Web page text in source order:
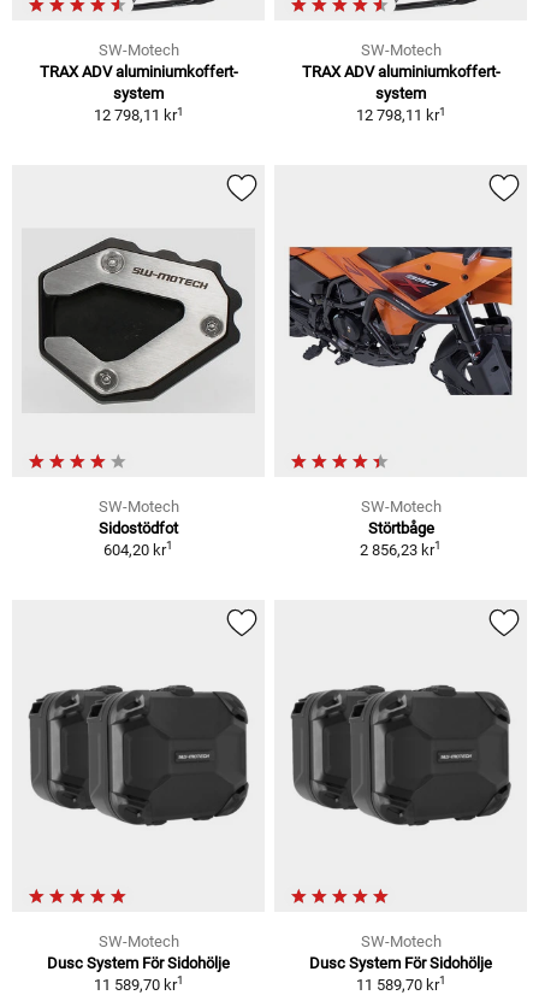
SW-Motech
TRAX ADV aluminiumkoffert-
system
12 798,11 kr1
SW-Motech
TRAX ADV aluminiumkoffert-
system
12 798,11 kr1
SW-Motech
Sidostödfot
604,20 kr1
SW-Motech
Störtbåge
2 856,23 kr1
SW-Motech
Dusc System För Sidohölje
11 589,70 kr1
SW-Motech
Dusc System För Sidohölje
11 589,70 kr1